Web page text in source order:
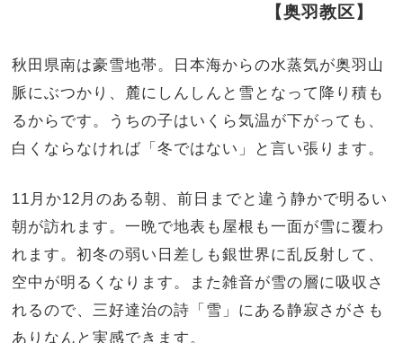
【奥羽教区】
秋田県南は豪雪地帯。日本海からの水蒸気が奥羽山
脈にぶつかり、麓にしんしんと雪となって降り積も
るからです。うちの子はいくら気温が下がっても、
白くならなければ「冬ではない」と言い張ります。
11月か12月のある朝、前日までと違う静かで明るい
朝が訪れます。一晩で地表も屋根も一面が雪に覆わ
れます。初冬の弱い日差しも銀世界に乱反射して、
空中が明るくなります。また雑音が雪の層に吸収さ
れるので、三好達治の詩「雪」にある静寂さがさも
ありなんと実感できます。